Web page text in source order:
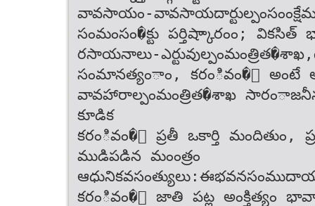
వావసాయం-
సంమంసం�క్టు పర్తిష్కాారంం;
రసాయనాలు-
సంమానత్యంాం, కరంివం�ం అంటే
వావహారాల్పం‌మంత్రిత�‌శాఖ
కూడిక
కరంివం�ం ప్రతీ ఒకార్తి మందితుం,
ముడిపడిన మంంత్రం
కరంివం�ం జాతి పట్ల అంక్తిత్యం